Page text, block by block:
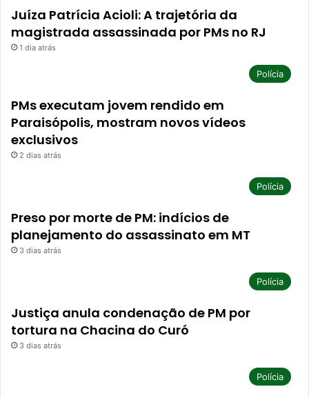
Juíza Patrícia Acioli: A trajetória da
magistrada assassinada por PMs no RJ
1 dia atrás
Polícia
PMs executam jovem rendido em
Paraisópolis, mostram novos vídeos
exclusivos
2 dias atrás
Polícia
Preso por morte de PM: indícios de
planejamento do assassinato em MT
3 dias atrás
Polícia
Justiça anula condenação de PM por
tortura na Chacina do Curó
3 dias atrás
Polícia